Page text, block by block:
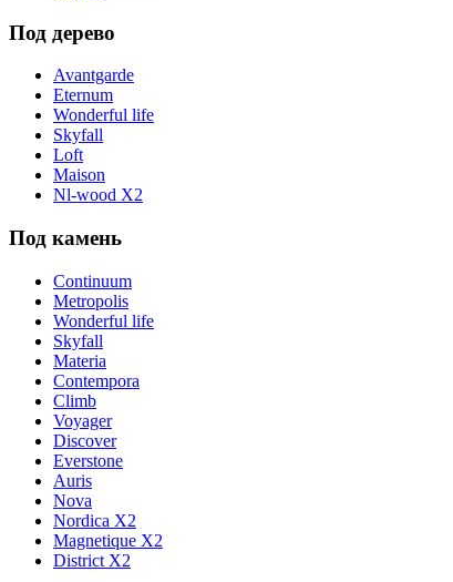
Под дерево
Avantgarde
Eternum
Wonderful life
Skyfall
Loft
Maison
Nl-wood X2
Под камень
Continuum
Metropolis
Wonderful life
Skyfall
Materia
Contempora
Climb
Voyager
Discover
Everstone
Auris
Nova
Nordica X2
Magnetique X2
District X2